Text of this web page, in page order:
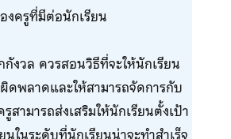
งครูที่มีต่อนักเรียน
งวล ควรสอนวิธีที่จะให้นักเรียน
ดพลาดและให้สามารถจัดการกับ
สามารถส่งเสริมให้นักเรียนตั้งเป้า